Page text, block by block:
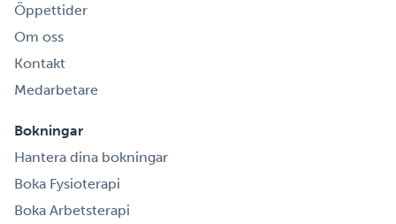
Öppettider
Om oss
Kontakt
Medarbetare
Bokningar
Hantera dina bokningar
Boka Fysioterapi
Boka Arbetsterapi